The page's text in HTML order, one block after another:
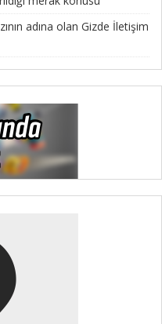
adına olan Gizde İletişim